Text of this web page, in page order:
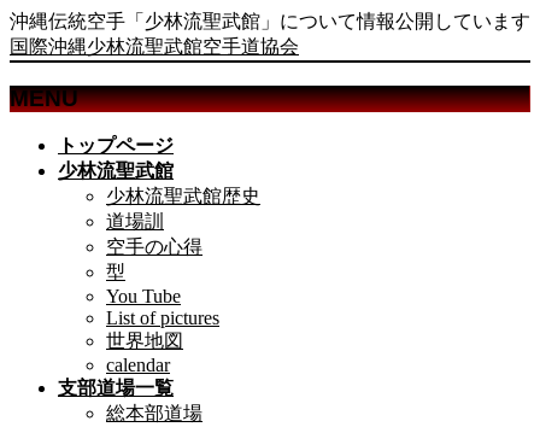
沖縄伝統空手「少林流聖武館」について情報公開しています
国際沖縄少林流聖武館空手道協会
MENU
トップページ
少林流聖武館
少林流聖武館歴史
道場訓
空手の心得
型
You Tube
List of pictures
世界地図
calendar
支部道場一覧
総本部道場